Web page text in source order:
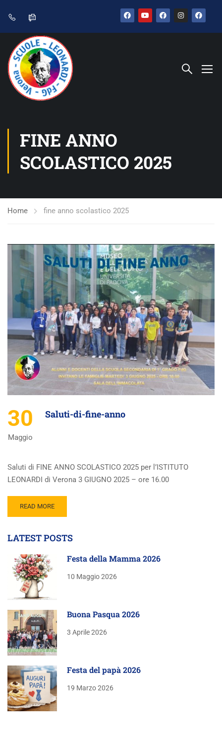
FINE ANNO
SCOLASTICO 2025
Home fine anno scolastico 2025
30
Maggio
Saluti-di-fine-anno
Saluti di FINE ANNO SCOLASTICO 2025 per l’ISTITUTO
LEONARDI di Verona 3 GIUGNO 2025 – ore 16.00
READ MORE
LATEST POSTS
Festa della Mamma 2026
10 Maggio 2026
Buona Pasqua 2026
3 Aprile 2026
Festa del papà 2026
19 Marzo 2026